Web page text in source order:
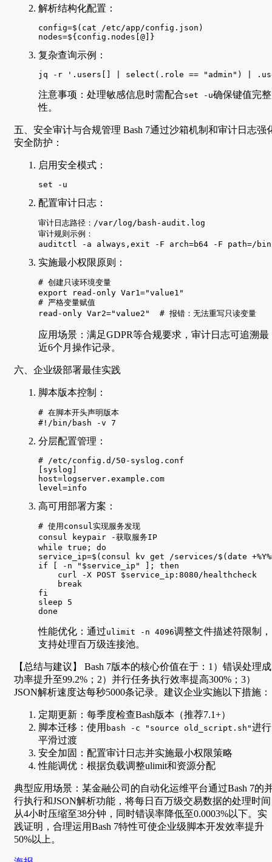
解析结构化配置：
config=$(cat /etc/app/config.json)
nodes=${config.nodes[@]}
复杂查询示例：
jq -r '.users[] | select(.role == "admin") |
注意事项：处理敏感信息时需配合set -u确保键值完整
性。
五、安全审计与合规管理 Bash 7通过沙箱机制和审计日志强
安全防护：
启用安全模式：
set -u
配置审计日志：
审计日志路径：/var/log/bash-audit.log
审计规则示例：
auditctl -a always,exit -F arch=b64 -F path=/bin/
实施最小权限原则：
# 创建只读环境变量
export read-only Var1="value1"
# 严格变量赋值
read-only Var2="value2"  # 报错：无法重写只读变量
应用场景：满足GDPR等合规要求，审计日志可追溯最
近6个月操作记录。
六、企业级部署最佳实践
脚本版本控制：
# 在脚本开头声明版本
#!/bin/bash -v 7
分层配置管理：
# /etc/config.d/50-syslog.conf
[syslog]
host=logserver.example.com
level=info
高可用部署方案：
# 使用consul实现服务发现
consul keypair -获取服务IP
while true; do
service_ip=$(consul kv get /services/$(date
if [ -n "$service_ip" ]; then
    curl -X POST $service_ip:8080/healthcheck
    break
fi
sleep 5
done
性能优化：通过ulimit -n 4096调整文件描述符限制，
支持处理百万级连接池。
【总结与建议】 Bash 7版本的核心价值在于：1）错误处理成
功率提升至99.2%；2）并行任务执行效率提高300%；3）
JSON解析速度达每秒5000条记录。建议企业实施以下措施：
定期更新：每季度检查Bash版本（推荐7.1+）
脚本迁移：使用 bash -c "source old_script.sh"进行
平滑过渡
安全加固：配置审计日志并实施最小权限策略
性能调优：根据负载调整ulimit和资源分配
典型应用场景：某金融公司的自动化运维平台通过Bash 7的
行执行和JSON解析功能，将每日百万级交易数据的处理时间
从4小时压缩至38分钟，同时错误率降低至0.0003%以下。实
践证明，合理运用Bash 7特性可使企业级脚本开发效率提升
50%以上。